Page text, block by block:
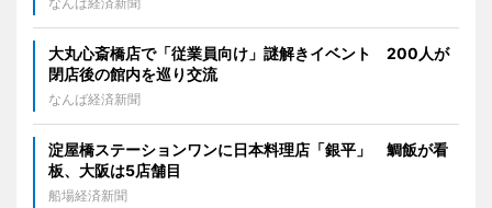
大丸心斎橋店で「従業員向け」謎解きイベント 200人が
閉店後の館内を巡り交流
なんば経済新聞
淀屋橋ステーションワンに日本料理店「銀平」 鯛飯が看
板、大阪は5店舗目
船場経済新聞